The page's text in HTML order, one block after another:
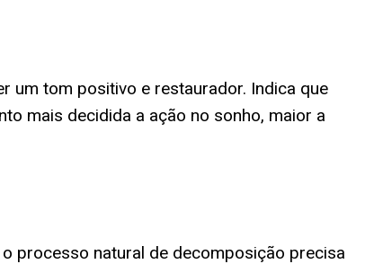
um tom positivo e restaurador. Indica que
mais decidida a ação no sonho, maior a
processo natural de decomposição precisa